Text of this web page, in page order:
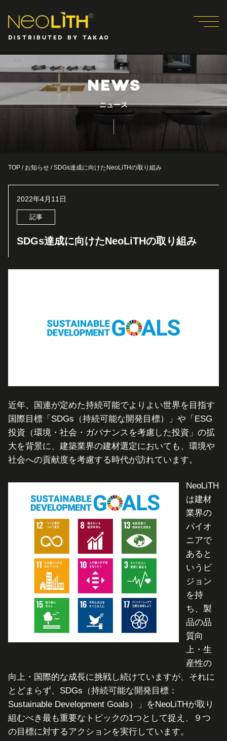
DISTRIBUTED BY TAKAO
NEWS
ニュース
TOP / お知らせ /SDGs達成に向けたNeoLiTHの取り組み
2022年4月11日
記事
SDGs達成に向けたNeoLiTHの取り組み
近年、国連が定めた持続可能でよりよい世界を目指す
国際目標「SDGs（持続可能な開発目標）」や「ESG
投資（環境・社会・ガバナンスを考慮した投資」の拡
大を背景に、建築業界の建材選定においても、環境や
社会への貢献度を考慮する時代が訪れています。
NeoLiTH
は建材
業界の
パイオ
ニアで
あると
いうビ
ジョン
を持
ち、製
品の品
質向
上・生
産性の
向上・国際的な成長に挑戦し続けていますが、それに
とどまらず、SDGs（持続可能な開発目標：
Sustainable Development Goals）」をNeoLiTHが取り
組むべき最も重要なトピックの1つとして捉え、９つ
の目標に対するアクションを実行しています。